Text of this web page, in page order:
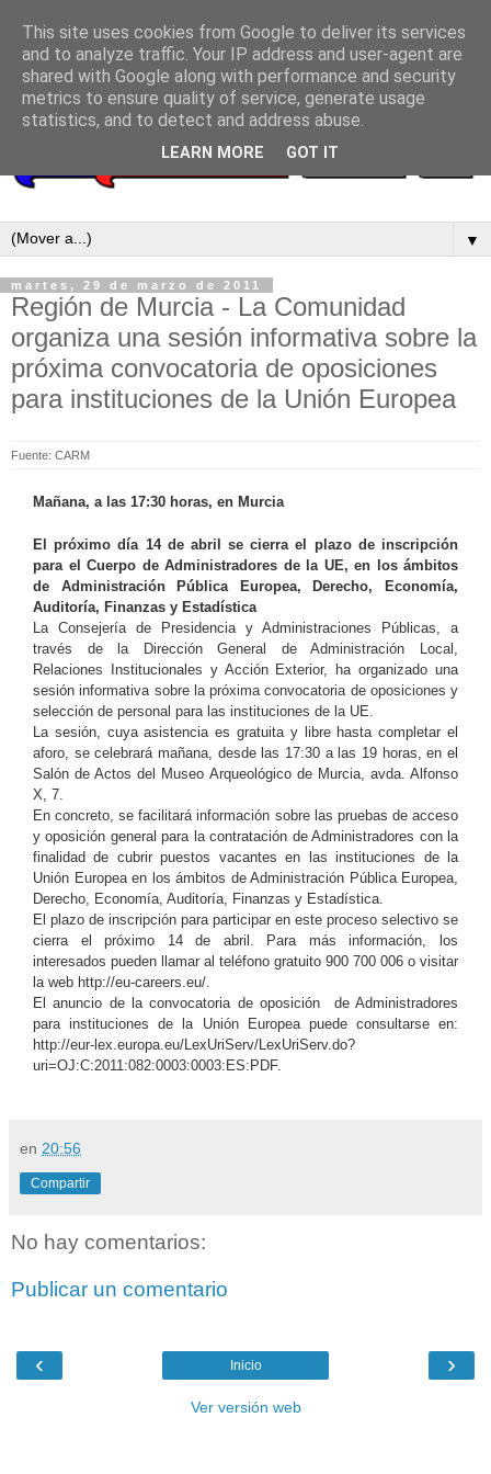
▼
martes, 29 de marzo de 2011
Región de Murcia - La Comunidad
organiza una sesión informativa sobre la
próxima convocatoria de oposiciones
para instituciones de la Unión Europea
Fuente: CARM
Mañana, a las 17:30 horas, en Murcia
El próximo día 14 de abril se cierra el plazo de inscripción
para el Cuerpo de Administradores de la UE, en los ámbitos
de Administración Pública Europea, Derecho, Economía,
Auditoría, Finanzas y Estadística
La Consejería de Presidencia y Administraciones Públicas, a
través de la Dirección General de Administración Local,
Relaciones Institucionales y Acción Exterior, ha organizado una
sesión informativa sobre la próxima convocatoria de oposiciones y
selección de personal para las instituciones de la UE.
La sesión, cuya asistencia es gratuita y libre hasta completar el
aforo, se celebrará mañana, desde las 17:30 a las 19 horas, en el
Salón de Actos del Museo Arqueológico de Murcia, avda. Alfonso
X, 7.
En concreto, se facilitará información sobre las pruebas de acceso
y oposición general para la contratación de Administradores con la
finalidad de cubrir puestos vacantes en las instituciones de la
Unión Europea en los ámbitos de Administración Pública Europea,
Derecho, Economía, Auditoría, Finanzas y Estadística.
El plazo de inscripción para participar en este proceso selectivo se
cierra el próximo 14 de abril. Para más información, los
interesados pueden llamar al teléfono gratuito 900 700 006 o visitar
la web http://eu-careers.eu/.
El anuncio de la convocatoria de oposición de Administradores
para instituciones de la Unión Europea puede consultarse en:
http://eur-lex.europa.eu/LexUriServ/LexUriServ.do?
uri=OJ:C:2011:082:0003:0003:ES:PDF.
en 20:56
Compartir
No hay comentarios:
Publicar un comentario
‹ ›
Inicio
Ver versión web
This site uses cookies from Google to deliver its services
and to analyze traffic. Your IP address and user-agent are
shared with Google along with performance and security
metrics to ensure quality of service, generate usage
statistics, and to detect and address abuse.
LEARN MORE GOT IT